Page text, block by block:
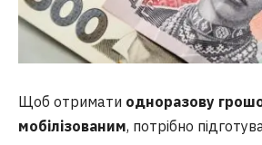
Щоб отримати одноразову
мобілізованим, потрібно